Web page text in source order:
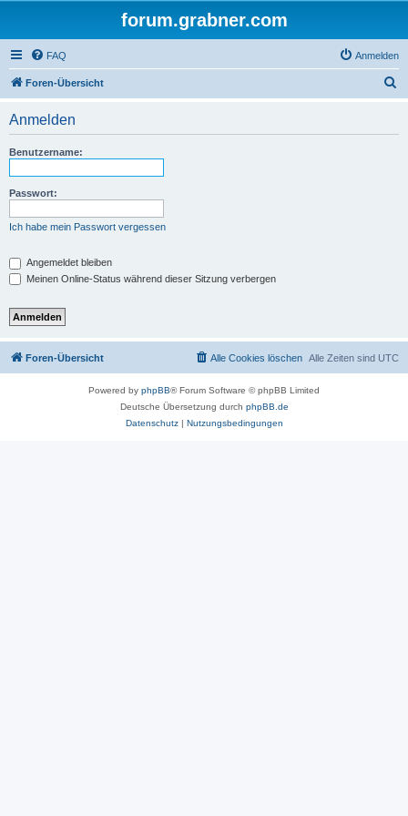
forum.grabner.com
FAQ Anmelden
Foren-Übersicht
Anmelden
Benutzername:
Passwort:
Ich habe mein Passwort vergessen
Angemeldet bleiben
Meinen Online-Status während dieser Sitzung verbergen
Foren-Übersicht Alle Zeiten sind UTC
Alle Cookies löschen
Powered by phpBB® Forum Software © phpBB Limited
Deutsche Übersetzung durch phpBB.de
Datenschutz| Nutzungsbedingungen